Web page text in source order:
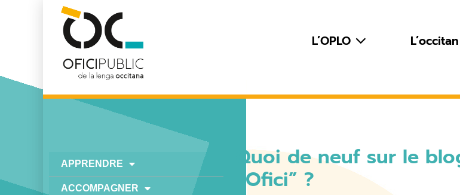
L’OPLO L’occitan
APPRENDRE
ACCOMPAGNER
Quoi de neuf sur le
l’Ofici” ?